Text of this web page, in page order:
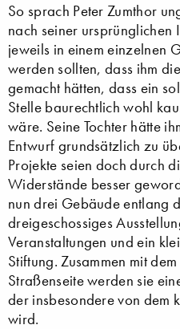
So sprach Peter Zumthor
nach seiner ursprünglichen
jeweils in einem einzelnen
werden sollten, dass ihm
gemacht hätten, dass ein
Stelle baurechtlich wohl
wäre. Seine Tochter hätte
Entwurf grundsätzlich zu
Projekte seien doch durch
Widerstände besser
nun drei Gebäude entlang
dreigeschossiges
Veranstaltungen und ein
Stiftung. Zusammen mit
Straßenseite werden sie
der insbesondere von dem
wird.